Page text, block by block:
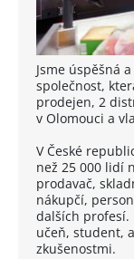
Jsme úspěšná
společnost,
prodejen, 2
v Olomouci a
V České
než 25 000 lidí
prodavač,
nákupčí,
dalších profesí.
učeň, student,
zkušenostmi.